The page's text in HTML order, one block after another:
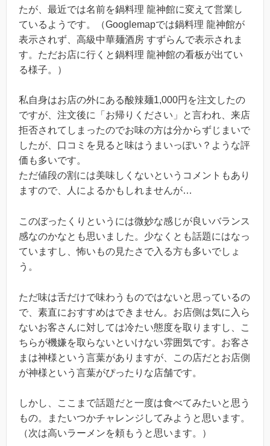
たが、最近では名前を鍋料理 龍神館に変えて営業し
ているようです。（Googlemapでは鍋料理 龍神館が
表示されず、高級中華麺酒房 すずらんで表示されま
す。ただお店に行くと鍋料理 龍神館の看板が出てい
る様子。）
私自身はお店の外にある酸辣麺1,000円を注文したの
ですが、注文後に「お帰りください」と言われ、来店
拒否されてしまったのでお味の方は分からずじまいで
したが、口コミを見ると味はうまいっぽい？ような評
価も多いです。
ただ値段の割には美味しくないというコメントもあり
ますので、人によるかもしれませんが…
このぼったくりというには微妙な感じが良いバランス
感なのかなとも思いました。少なくとも話題にはなっ
ていますし、怖いもの見たさで入る方も多いでしょ
う。
ただ味は舌だけで味わうものではないと思っているの
で、素直におすすめはできません。お店側は気に入ら
ないお客さんに対しては冷たい態度を取りますし、こ
ちらが機嫌を取らないといけない雰囲気です。お客さ
まは神様という言葉がありますが、この店だとお店側
が神様という言葉がぴったりな店舗です。
しかし、ここまで話題だと一度は食べてみたいと思う
もの。またいつかチャレンジしてみようと思います。
（次は高いラーメンを頼もうと思います。）